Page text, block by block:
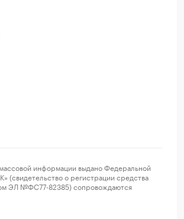
информации выдано Федеральной
(свидетельство о регистрации средства
ЭЛ №ФС77-82385) сопровождаются